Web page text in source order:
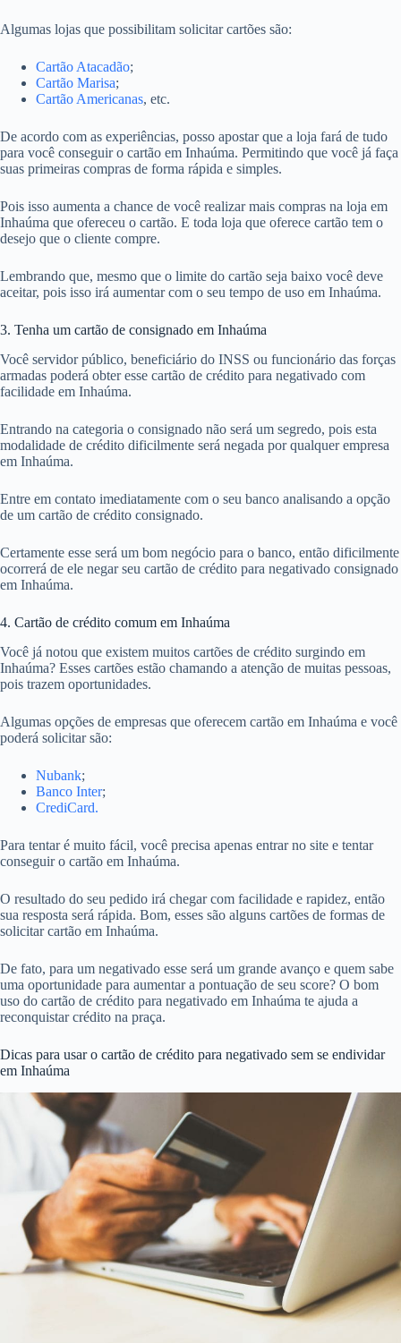
Algumas lojas que possibilitam solicitar cartões são:
Cartão Atacadão;
Cartão Marisa;
Cartão Americanas, etc.
De acordo com as experiências, posso apostar que a loja fará de tudo
para você conseguir o cartão em Inhaúma. Permitindo que você já faça
suas primeiras compras de forma rápida e simples.
Pois isso aumenta a chance de você realizar mais compras na loja em
Inhaúma que ofereceu o cartão. E toda loja que oferece cartão tem o
desejo que o cliente compre.
Lembrando que, mesmo que o limite do cartão seja baixo você deve
aceitar, pois isso irá aumentar com o seu tempo de uso em Inhaúma.
3. Tenha um cartão de consignado em Inhaúma
Você servidor público, beneficiário do INSS ou funcionário das forças
armadas poderá obter esse cartão de crédito para negativado com
facilidade em Inhaúma.
Entrando na categoria o consignado não será um segredo, pois esta
modalidade de crédito dificilmente será negada por qualquer empresa
em Inhaúma.
Entre em contato imediatamente com o seu banco analisando a opção
de um cartão de crédito consignado.
Certamente esse será um bom negócio para o banco, então dificilmente
ocorrerá de ele negar seu cartão de crédito para negativado consignado
em Inhaúma.
4. Cartão de crédito comum em Inhaúma
Você já notou que existem muitos cartões de crédito surgindo em
Inhaúma? Esses cartões estão chamando a atenção de muitas pessoas,
pois trazem oportunidades.
Algumas opções de empresas que oferecem cartão em Inhaúma e você
poderá solicitar são:
Nubank;
Banco Inter;
CrediCard.
Para tentar é muito fácil, você precisa apenas entrar no site e tentar
conseguir o cartão em Inhaúma.
O resultado do seu pedido irá chegar com facilidade e rapidez, então
sua resposta será rápida. Bom, esses são alguns cartões de formas de
solicitar cartão em Inhaúma.
De fato, para um negativado esse será um grande avanço e quem sabe
uma oportunidade para aumentar a pontuação de seu score? O bom
uso do cartão de crédito para negativado em Inhaúma te ajuda a
reconquistar crédito na praça.
Dicas para usar o cartão de crédito para negativado sem se endividar
em Inhaúma